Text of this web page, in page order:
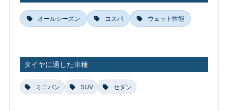
オールシーズン コスパ ウェット性能
タイヤに適した車種
ミニバン SUV セダン